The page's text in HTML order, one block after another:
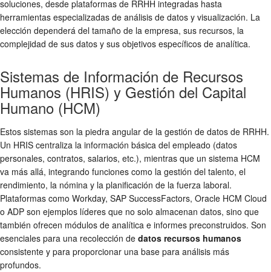
soluciones, desde plataformas de RRHH integradas hasta
herramientas especializadas de análisis de datos y visualización. La
elección dependerá del tamaño de la empresa, sus recursos, la
complejidad de sus datos y sus objetivos específicos de analítica.
Sistemas de Información de Recursos
Humanos (HRIS) y Gestión del Capital
Humano (HCM)
Estos sistemas son la piedra angular de la gestión de datos de RRHH.
Un HRIS centraliza la información básica del empleado (datos
personales, contratos, salarios, etc.), mientras que un sistema HCM
va más allá, integrando funciones como la gestión del talento, el
rendimiento, la nómina y la planificación de la fuerza laboral.
Plataformas como Workday, SAP SuccessFactors, Oracle HCM Cloud
o ADP son ejemplos líderes que no solo almacenan datos, sino que
también ofrecen módulos de analítica e informes preconstruidos. Son
esenciales para una recolección de datos recursos humanos
consistente y para proporcionar una base para análisis más
profundos.